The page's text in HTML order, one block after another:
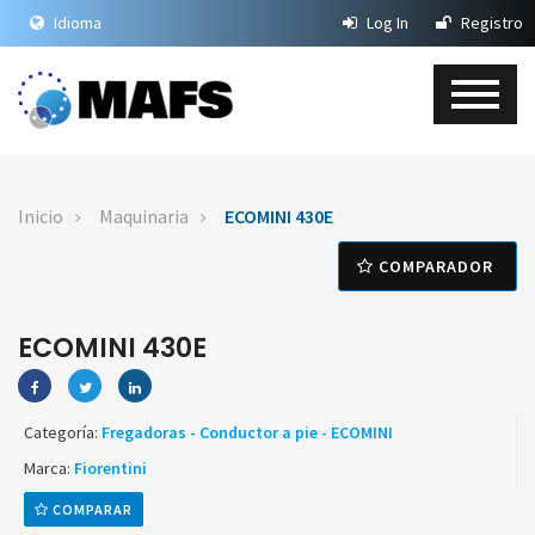
Idioma Log In Registro
Inicio Maquinaria ECOMINI 430E
COMPARADOR
ECOMINI 430E
Categoría: Fregadoras - Conductor a pie - ECOMINI
Marca: Fiorentini
COMPARAR